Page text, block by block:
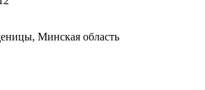
Минская область